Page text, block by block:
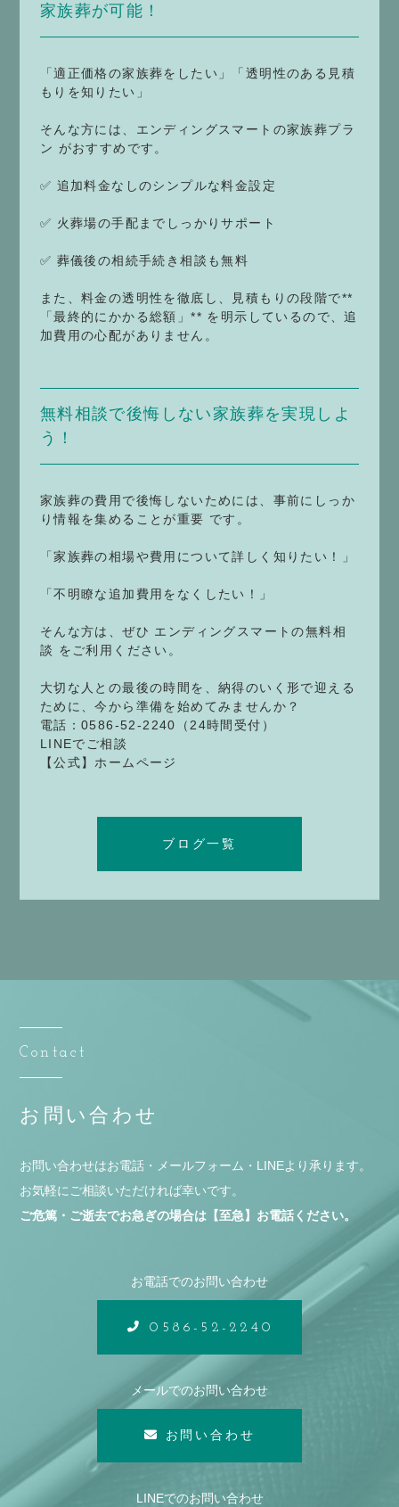
家族葬が可能！
「適正価格の家族葬をしたい」「透明性のある見積
もりを知りたい」
そんな方には、エンディングスマートの家族葬プラ
ン がおすすめです。
✅ 追加料金なしのシンプルな料金設定
✅ 火葬場の手配までしっかりサポート
✅ 葬儀後の相続手続き相談も無料
また、料金の透明性を徹底し、見積もりの段階で**
「最終的にかかる総額」** を明示しているので、追
加費用の心配がありません。
無料相談で後悔しない家族葬を実現しよ
う！
家族葬の費用で後悔しないためには、事前にしっか
り情報を集めることが重要 です。
「家族葬の相場や費用について詳しく知りたい！」
「不明瞭な追加費用をなくしたい！」
そんな方は、ぜひ エンディングスマートの無料相
談 をご利用ください。
大切な人との最後の時間を、納得のいく形で迎える
ために、今から準備を始めてみませんか？
電話：0586-52-2240（24時間受付）
LINEでご相談
【公式】ホームページ
ブログ一覧
Contact
お問い合わせ
お問い合わせはお電話・メールフォーム・LINEより承ります。
お気軽にご相談いただければ幸いです。
ご危篤・ご逝去でお急ぎの場合は【至急】お電話ください。
お電話でのお問い合わせ
0586-52-2240
メールでのお問い合わせ
お問い合わせ
LINEでのお問い合わせ